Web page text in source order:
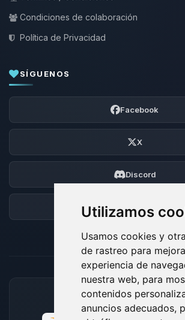
Utilizamos
Usamos cookies y
de rastreo para
experiencia de
nuestra web, para
contenidos
anuncios adecuados,
Condiciones de colaboración
Política de Privacidad
SÍGUENOS
Facebook
X
Discord
Foro
MÉTODOS DE PAGO